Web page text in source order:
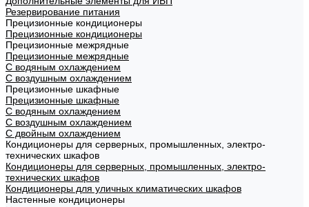
Резервирование питания
Прецизионные кондиционеры
Прецизионные кондиционеры
Прецизионные межрядные
Прецизионные межрядные
С водяным охлаждением
С воздушным охлаждением
Прецизионные шкафные
Прецизионные шкафные
С водяным охлаждением
С воздушным охлаждением
С двойным охлаждением
Кондиционеры для серверных, промышленных, электро-
технических шкафов
Кондиционеры для серверных, промышленных, электро-
технических шкафов
Кондиционеры для уличных климатических шкафов
Настенные кондиционеры